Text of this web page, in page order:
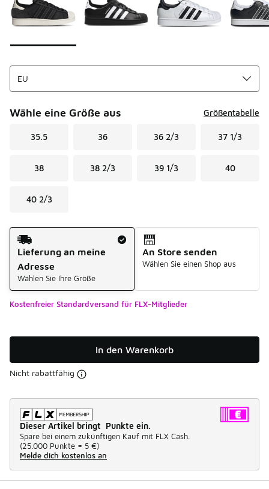
Wähle eine Größe aus Größentabelle
35.5 36 36 2/3 37 1/3
38 38 2/3 39 1/3 40
40 2/3
Versandart
Lieferung an meine
Adresse
Wählen Sie Ihre Größe
An Store senden
Wählen Sie einen Shop aus
Kostenfreier Standardversand für FLX-Mitglieder
In den Warenkorb
Nicht rabattfähig
Dieser Artikel bringt Punkte ein.
Spare bei einem zukünftigen Kauf mit FLX Cash.
(25.000 Punkte = 5 €)
Melde dich kostenlos an